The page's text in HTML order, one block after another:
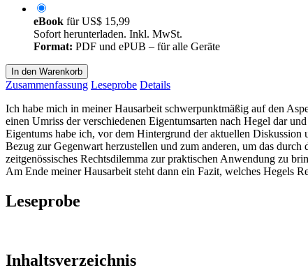
eBook fürUS$ 15,99
Sofort herunterladen. Inkl. MwSt.
Format: PDF und ePUB – für alle Geräte
In den Warenkorb
Zusammenfassung Leseprobe Details
Ich habe mich in meiner Hausarbeit schwerpunktmäßig auf den
einen Umriss der verschiedenen Eigentumsarten nach Hegel dar
Eigentums habe ich, vor dem Hintergrund der aktuellen
Bezug zur Gegenwart herzustellen und zum anderen, um das
zeitgenössisches Rechtsdilemma zur praktischen Anwendung zu
Am Ende meiner Hausarbeit steht dann ein Fazit, welches Hegels
Leseprobe
Inhaltsverzeichnis